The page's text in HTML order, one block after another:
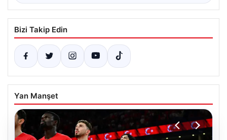
Bizi Takip Edin
Yan Manşet